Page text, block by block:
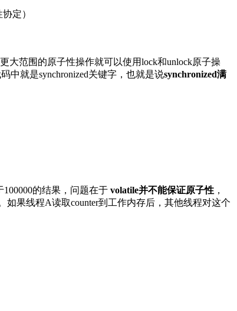
定）
大范围的原子性操作就可以使用lock和unlock原子操
中就是synchronized关键字，也就是说synchronized满
的结果，问题在于 volatile并不能保证原子性 ，
如果线程A读取counter到工作内存后，其他线程对这个